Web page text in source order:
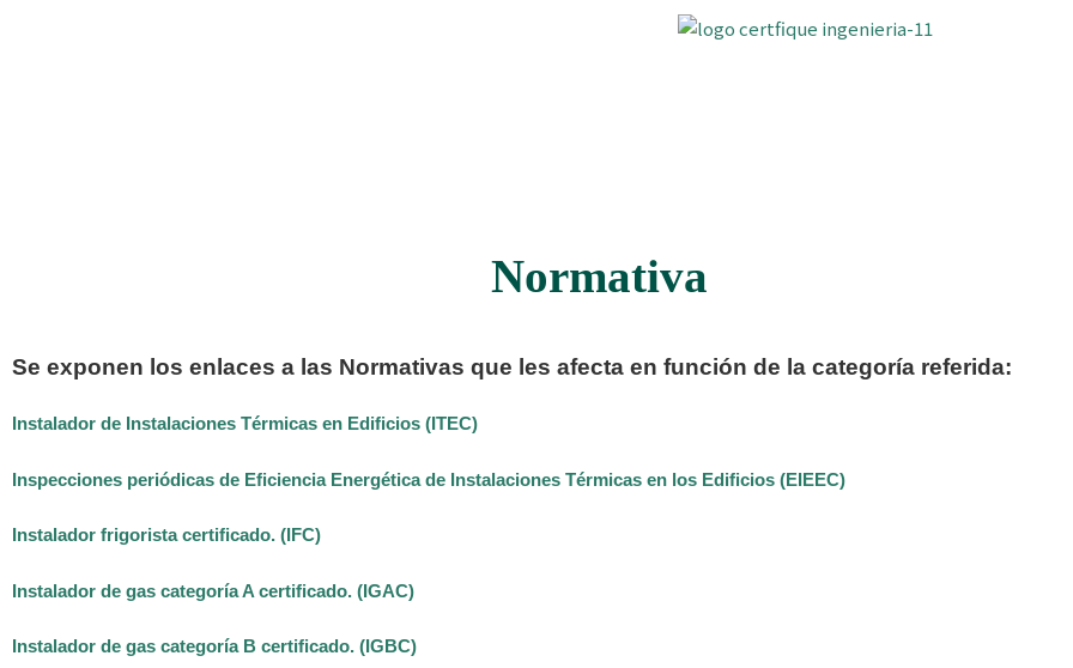
Normativa
Se exponen los enlaces a las Normativas que les afecta en función de la categoría referida:
Instalador de Instalaciones Térmicas en Edificios (ITEC)
Inspecciones periódicas de Eficiencia Energética de Instalaciones Térmicas en los Edificios (EIEEC)
Instalador frigorista certificado. (IFC)
Instalador de gas categoría A certificado. (IGAC)
Instalador de gas categoría B certificado. (IGBC)